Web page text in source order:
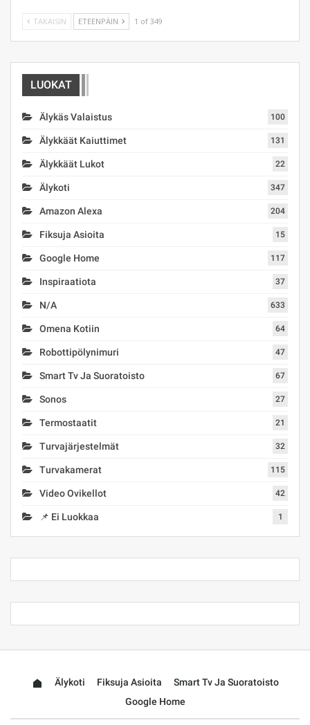
TAKAISIN ETEENPÄIN 1 of 349
LUOKAT
Älykäs Valaistus 100
Älykkäät Kaiuttimet 131
Älykkäät Lukot 22
Älykoti 347
Amazon Alexa 204
Fiksuja Asioita 15
Google Home 117
Inspiraatiota 37
N/A 633
Omena Kotiin 64
Robottipölynimuri 47
Smart Tv Ja Suoratoisto 67
Sonos 27
Termostaatit 21
Turvajärjestelmät 32
Turvakamerat 115
Video Ovikellot 42
📌 Ei Luokkaa 1
Älykoti Fiksuja Asioita
Smart Tv Ja Suoratoisto
Google Home